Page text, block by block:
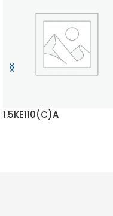
1.5KE110(C)A